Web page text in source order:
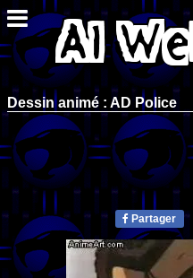
Dessin animé : AD Police
Partager